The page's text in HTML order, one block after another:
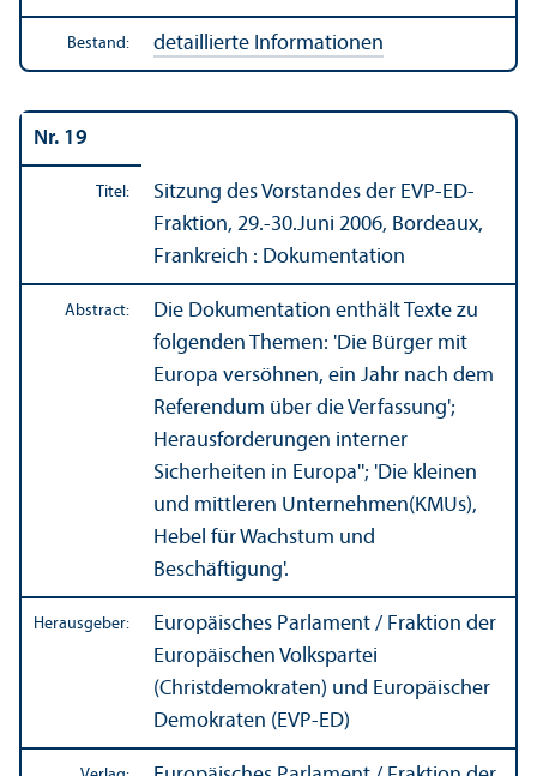
Bestand: detaillierte Informationen
Nr. 19
Titel:
Sitzung des Vorstandes der EVP-ED-
Fraktion, 29.-30.Juni 2006, Bordeaux,
Frankreich : Dokumentation
Abstract:
Die Dokumentation enthält Texte zu
folgenden Themen: 'Die Bürger mit
Europa versöhnen, ein Jahr nach dem
Referendum über die Verfassung';
Herausforderungen interner
Sicherheiten in Europa''; 'Die kleinen
und mittleren Unter­nehmen(KMUs),
Hebel für Wachstum und
Beschäftigung'.
Herausgeber:
Europäisches Parlament / Fraktion der
Europäischen Volkspartei
(Christdemokraten) und Europäischer
Demokraten (EVP-ED)